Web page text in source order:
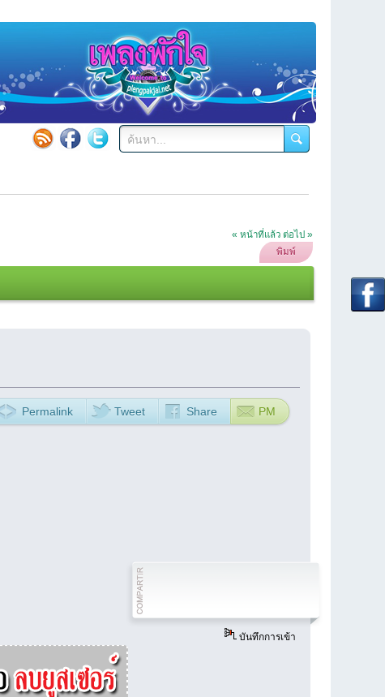
« หน้าที่แล้ว ต่อไป »
พิมพ์
Permalink Tweet Share PM
บันทึกการเข้า